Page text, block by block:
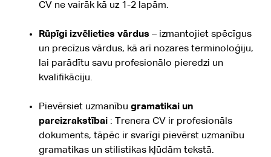
CV ne vairāk kā uz 1-2 lapām.
Rūpīgi izvēlieties vārdus – izmantojiet spēcīgus
un precīzus vārdus, kā arī nozares terminoloģiju,
lai parādītu savu profesionālo pieredzi un
kvalifikāciju.
Pievērsiet uzmanību gramatikai un
pareizrakstībai : Trenera CV ir profesionāls
dokuments, tāpēc ir svarīgi pievērst uzmanību
gramatikas un stilistikas kļūdām tekstā.